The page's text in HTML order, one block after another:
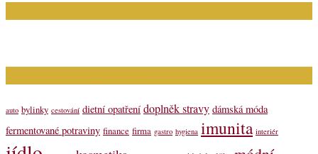
auto bylinky cestování dietní opatření doplněk stravy dámská móda
fermentované potraviny finance firma gastro hygiena imunita interiér